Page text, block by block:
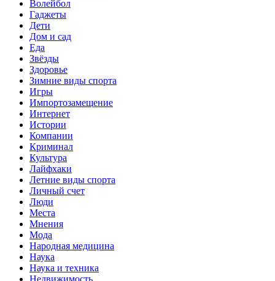
Волейбол
Гаджеты
Дети
Дом и сад
Еда
Звёзды
Здоровье
Зимние виды спорта
Игры
Импортозамещение
Интернет
Истории
Компании
Криминал
Культура
Лайфхаки
Летние виды спорта
Личный счет
Люди
Места
Мнения
Мода
Народная медицина
Наука
Наука и техника
Недвижимость